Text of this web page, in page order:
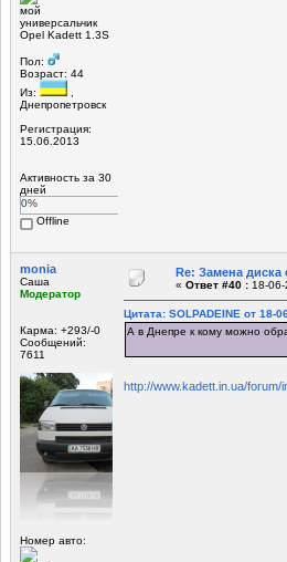
мой
универсальчик
Opel Kadett 1.3S
Пол:
Возраст: 44
Из:
Днепропетровск
Регистрация:
15.06.2013
Активность за 30
дней
0%
Offline
monia
Саша
Модератор
Карма: +293/-0
Сообщений:
7611
Номер авто:
Re: Замена диска
« Ответ #40 : 18-
Цитата: SOLPADEINE от 18-
А в Днепре к кому можно
http://www.kadett.in.ua/forum/